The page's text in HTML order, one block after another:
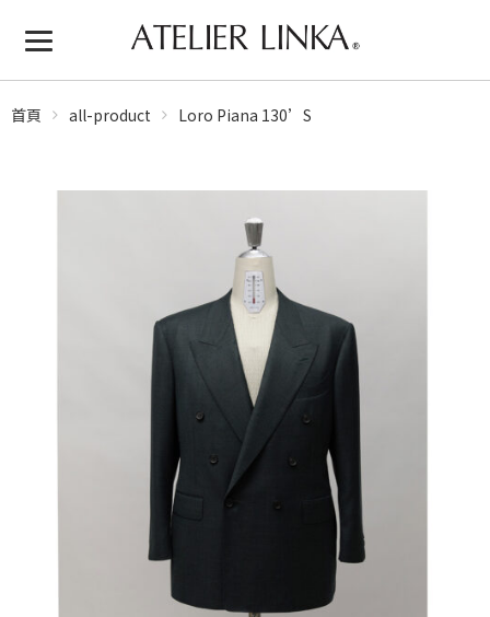
首頁 all-product Loro Piana 130’S